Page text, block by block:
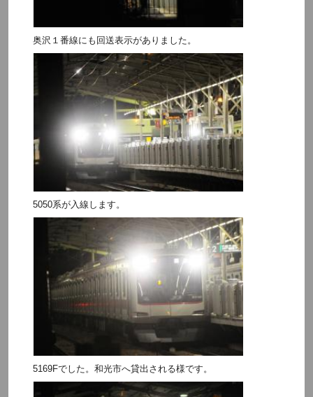
奥沢１番線にも回送表示がありました。
5050系が入線します。
5169Fでした。和光市へ貸出される様です。